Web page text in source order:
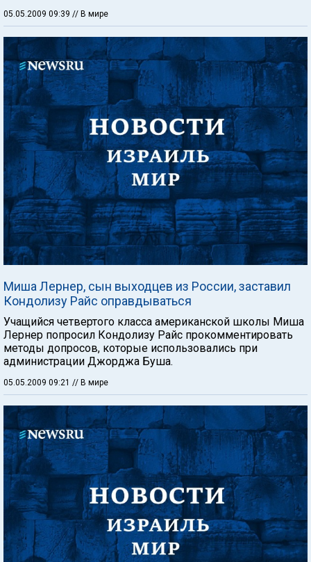
05.05.2009 09:39 // В мире
Миша Лернер, сын выходцев из России, заставил
Кондолизу Райс оправдываться
Учащийся четвертого класса американской школы Миша
Лернер попросил Кондолизу Райс прокомментировать
методы допросов, которые использовались при
администрации Джорджа Буша.
05.05.2009 09:21 // В мире